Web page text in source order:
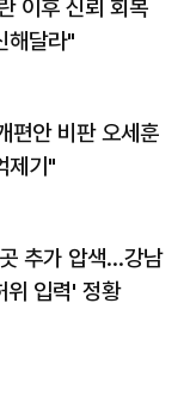
이후 신뢰 회복
해달라"
편안 비판 오세훈
제기"
추가 압색…강남
위 입력' 정황